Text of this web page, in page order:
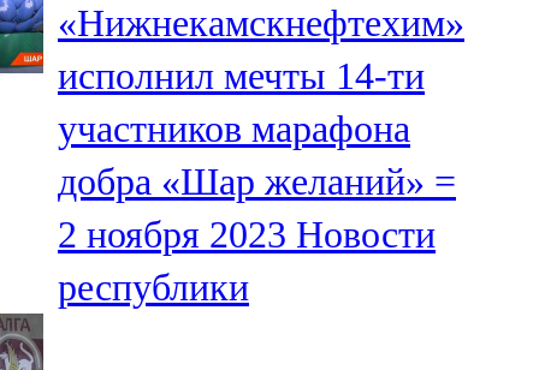
Мамадыш
106,2 FM
Минзәлә
107,3 FM
Мөслим
100,0 FM
«Нижнекамскнефтехим»
исполнил мечты 14-ти
участников марафона
добра «Шар желаний» =
2 ноября 2023 Новости
республики